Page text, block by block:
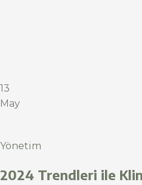
13
May
Yönetim
2024 Trendleri ile